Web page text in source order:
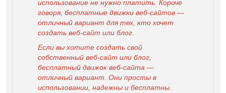
использование не нужно платить. Короче
говоря, бесплатные движки веб-сайтов —
отличный вариант для тех, кто хочет
создать веб-сайт или блог.
Если вы хотите создать свой
собственный веб-сайт или блог,
бесплатный движок веб-сайта —
отличный вариант. Они просты в
использовании, надежны и бесплатны.